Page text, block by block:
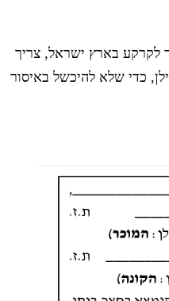
לקרקע בארץ ישראל, צריך
כדי שלא להיכשל באיסור